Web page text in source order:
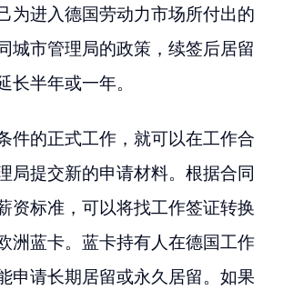
为进入德国劳动力市场所付出的
城市管理局的政策，续签后居留
长半年或一年。
件的正式工作，就可以在工作合
局提交新的申请材料。根据合同
资标准，可以将找工作签证转换
洲蓝卡。蓝卡持有人在德国工作
申请长期居留或永久居留。如果